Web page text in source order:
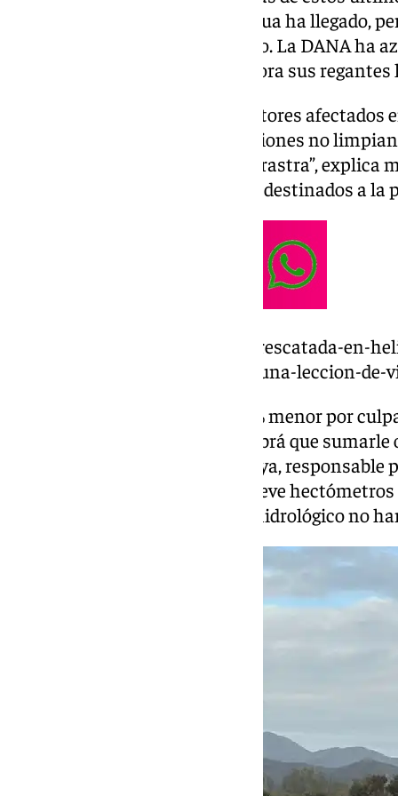
que atraviesa la provincia. El agua ha llegado,
la ciudadanía le hubiera gustado. La DANA ha
de cultivo de esta comarca y ahora sus
Juan Mota es uno de los agricultores afectados
desastre, como las administraciones no
nuestros cultivos todo lo que arrastra”, explica
quedado sus cítricos, partidos y destinados a la
https://www.101tv.es/patricia-rescatada-en-
alora-su-valentia-me-ha-dado-una-leccion-de-
“La cosecha iba a ser un 30-40% menor por
calculado a simple vista que habrá que
Guadalhorce”, añade Juan Bedoya,
Málaga, quien añade que los nueve
comarca para este último año hidrológico no